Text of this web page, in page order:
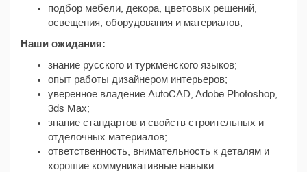
подбор мебели, декора, цветовых решений,
освещения, оборудования и материалов;
Наши ожидания:
знание русского и туркменского языков;
опыт работы дизайнером интерьеров;
уверенное владение AutoCAD, Adobe Photoshop,
3ds Max;
знание стандартов и свойств строительных и
отделочных материалов;
ответственность, внимательность к деталям и
хорошие коммуникативные навыки.